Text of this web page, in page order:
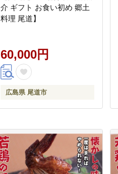
介 ギフト お食い初め 郷土
料理 尾道】
60,000円
広島県 尾道市